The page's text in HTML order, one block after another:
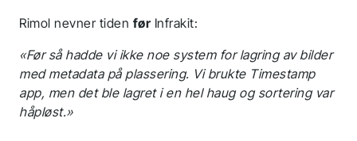
Rimol nevner tiden før Infrakit:
«Før så hadde vi ikke noe system for lagring av bilder
med metadata på plassering. Vi brukte Timestamp
app, men det ble lagret i en hel haug og sortering var
håpløst.»